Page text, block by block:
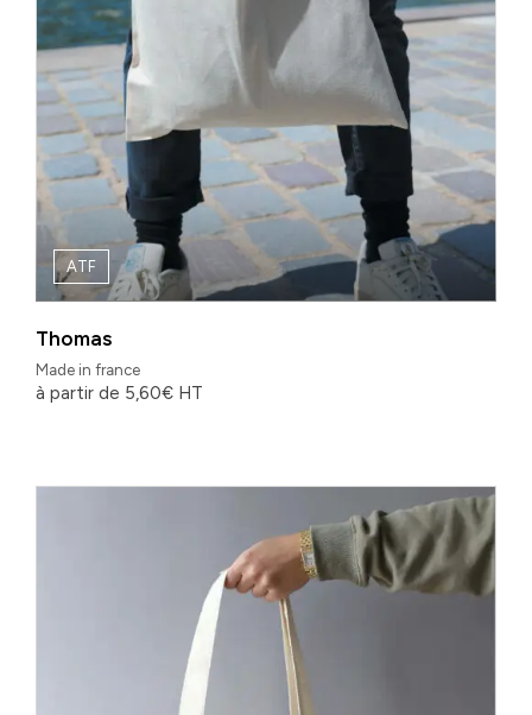
ATF
Thomas
Made in france
à partir de 5,60€ HT